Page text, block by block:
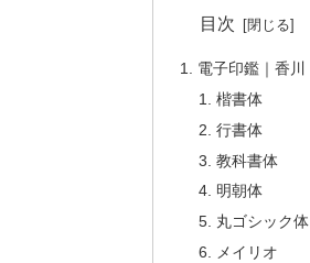
目次
電子印鑑｜香川
楷書体
行書体
教科書体
明朝体
丸ゴシック体
メイリオ